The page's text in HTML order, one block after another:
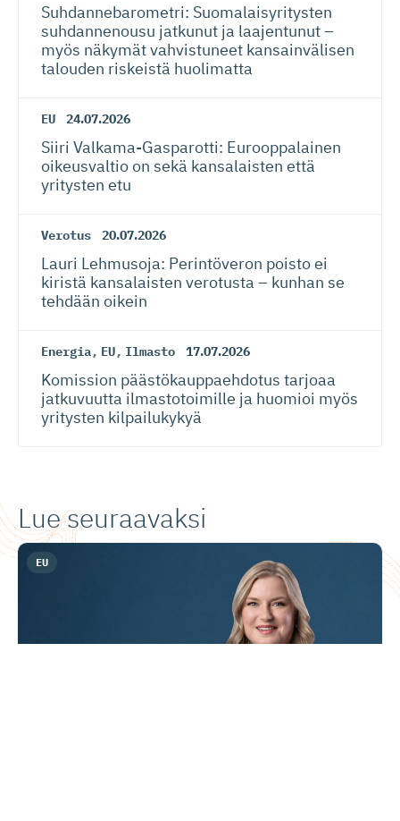
Suhdanneba­ro­metri: Suomalaisy­ri­tysten
suhdannenousu jatkunut ja laajentunut –
myös näkymät vahvistuneet kansainvälisen
talouden riskeistä huolimatta
EU 24.07.2026
Siiri Valkama-Gas­pa­rotti: Eurooppalainen
oikeusvaltio on sekä kansalaisten että
yritysten etu
Verotus 20.07.2026
Lauri Lehmusoja: Perintöveron poisto ei
kiristä kansalaisten verotusta – kunhan se
tehdään oikein
Energia, EU, Ilmasto 17.07.2026
Komission päästökaup­paehdotus tarjoaa
jatkuvuutta ilmastotoimille ja huomioi myös
yritysten kilpailukykyä
Lue seuraavaksi
EU